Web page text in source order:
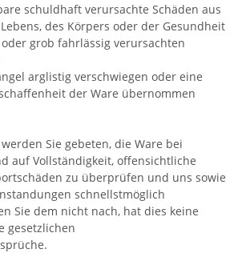
schuldhaft verursachte Schäden aus
des Körpers oder der Gesundheit
grob fahrlässig verursachten
arglistig verschwiegen oder eine
der Ware übernommen
Sie gebeten, die Ware bei
auf Vollständigkeit, offensichtliche
zu überprüfen und uns sowie
schnellstmöglich
Sie dem nicht nach, hat dies keine
gesetzlichen